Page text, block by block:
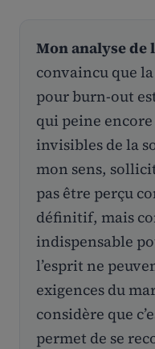
Mon analyse de
convaincu que
pour burn-out
qui peine
invisibles de la
mon sens,
pas être perçu
définitif, mais
indispensable
l’esprit ne
exigences du
considère que
permet de se